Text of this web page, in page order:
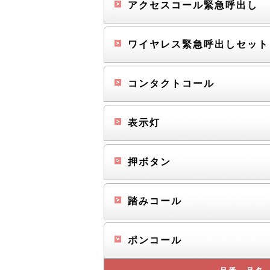
アクセスコール緊急呼出し
ワイヤレス緊急呼出しセッ
コンタクトコール
表示灯
押ボタン
踏みコール
ポンコール